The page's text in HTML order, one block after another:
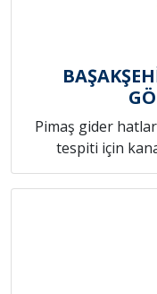
Pimaş gider
tespiti için